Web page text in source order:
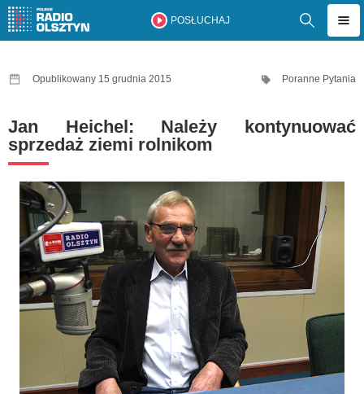
POSŁUCHAJ
Opublikowany 15 grudnia 2015 Poranne Pytania
Jan Heichel: Należy kontynuować
sprzedaż ziemi rolnikom